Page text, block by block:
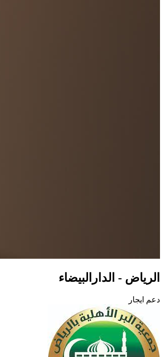
الرياض - الدارالبيضاء
دعم ايجار